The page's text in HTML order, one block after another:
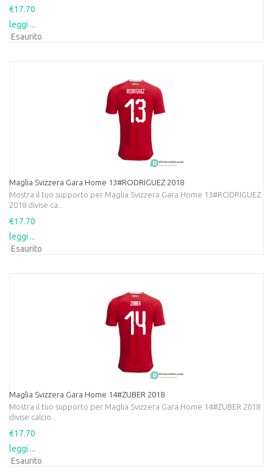
€17.70
leggi ...
Esaurito
Maglia Svizzera Gara Home 13#RODRIGUEZ 2018
Mostra il tuo supporto per Maglia Svizzera Gara Home 13#RODRIGUEZ
2018 divise ca...
€17.70
leggi ...
Esaurito
Maglia Svizzera Gara Home 14#ZUBER 2018
Mostra il tuo supporto per Maglia Svizzera Gara Home 14#ZUBER 2018
divise calcio...
€17.70
leggi ...
Esaurito